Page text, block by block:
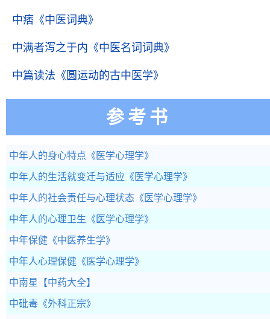
中痞 《中医词典》
中满者泻之于内 《中医名词词典》
中篇读法 《圆运动的古中医学》
参考书
中年人的身心特点 《医学心理学》
中年人的生活就变迁与适应 《医学心理学》
中年人的社会责任与心理状态 《医学心理学》
中年人的心理卫生 《医学心理学》
中年保健 《中医养生学》
中年人心理保健 《医学心理学》
中南星 【中药大全】
中砒毒 《外科正宗》